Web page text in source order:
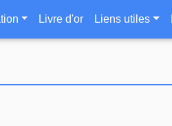
au
contenu
Livre d'or Liens utiles